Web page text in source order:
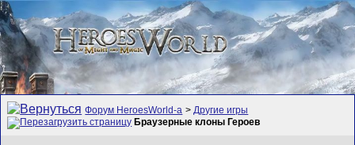
Форум HeroesWorld-а >Другие игры
Браузерные клоны Героев